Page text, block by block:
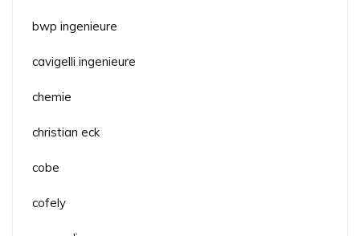
bwp ingenieure
cavigelli ingenieure
chemie
christian eck
cobe
cofely